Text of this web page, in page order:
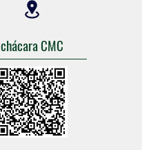
chácara CMC